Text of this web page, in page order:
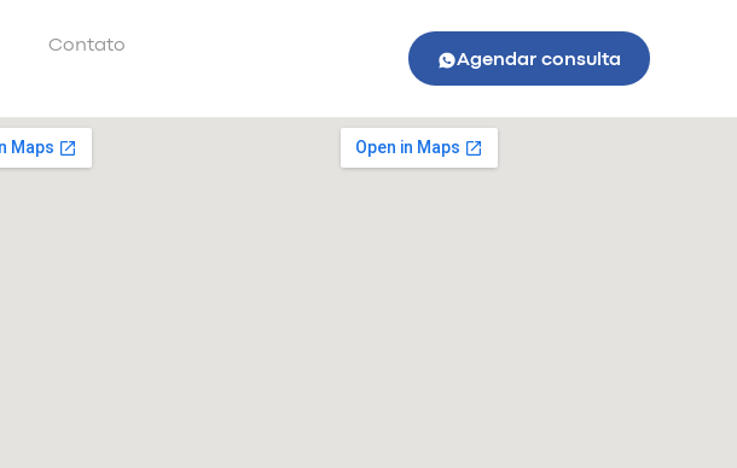
Contato
Agendar consulta